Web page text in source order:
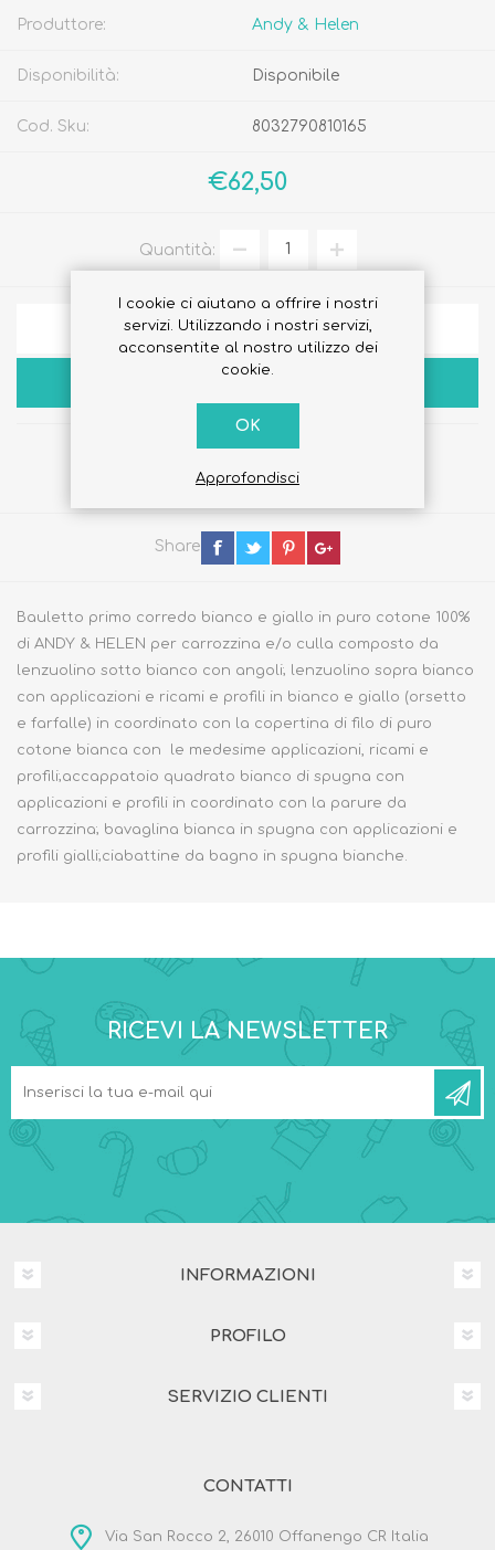
Produttore: Andy & Helen
Disponibilità: Disponibile
Cod. Sku: 8032790810165
€62,50
Quantità:
AGGIUNGI ALLA LISTA DEI DESIDERI
Share
Bauletto primo corredo bianco e giallo in puro cotone 100%
di ANDY & HELEN per carrozzina e/o culla composto da
lenzuolino sotto bianco con angoli; lenzuolino sopra bianco
con applicazioni e ricami e profili in bianco e giallo (orsetto
e farfalle) in coordinato con la copertina di filo di puro
cotone bianca con le medesime applicazioni, ricami e
profili;accappatoio quadrato bianco di spugna con
applicazioni e profili in coordinato con la parure da
carrozzina; bavaglina bianca in spugna con applicazioni e
profili gialli;ciabattine da bagno in spugna bianche.
RICEVI LA NEWSLETTER
INFORMAZIONI
PROFILO
SERVIZIO CLIENTI
CONTATTI
Via San Rocco 2, 26010 Offanengo CR Italia
I cookie ci aiutano a offrire i nostri
servizi. Utilizzando i nostri servizi,
acconsentite al nostro utilizzo dei
cookie.
OK
Approfondisci